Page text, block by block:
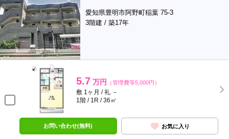
愛知県豊明市阿野町稲葉 75-3
3階建 / 築17年
5.7 万円 （管理費等5,000円）
敷 1ヶ月 / 礼 －
1階 / 1R / 36㎡
お問い合わせ(無料) お気に入り